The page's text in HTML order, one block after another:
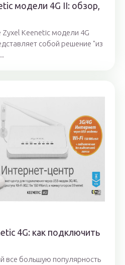
модели 4G II: обзор,
Keenetic модели 4G
собой решение "из
4G: как подключить
все большую популярность